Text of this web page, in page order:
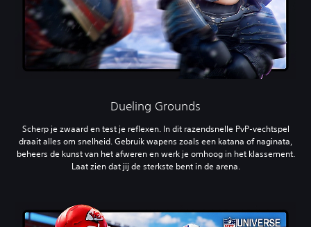
Dueling Grounds
Scherp je zwaard en test je reflexen. In dit razendsnelle PvP-vechtspel
draait alles om snelheid. Gebruik wapens zoals een katana of naginata,
beheers de kunst van het afweren en werk je omhoog in het klassement.
Laat zien dat jij de sterkste bent in de arena.